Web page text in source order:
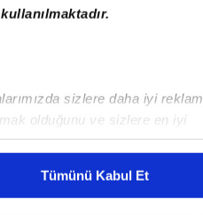
sizlere daha iyi reklam
olduğunu ve sizlere en iyi
maliyetlerimizi karşılamak
Tümünü Kabul Et